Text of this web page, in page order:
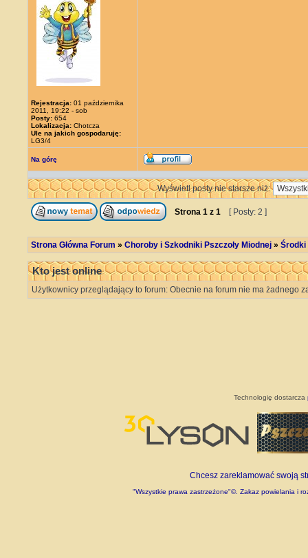
Rejestracja: 01 października
2011, 19:22 - sob
Posty: 654
Lokalizacja: Chotcza
Ule na jakich gospodaruję:
LG3/4
Na górę
Wyświetl posty nie starsze niż:
Strona 1 z 1 [ Posty: 2 ]
Strona Główna Forum » Choroby i Szkodniki Pszczoły Miodnej » Środki
Kto jest online
Użytkownicy przeglądający to forum: Obecnie na forum nie ma żadnego
Technologię dostarcza
Chcesz zareklamować swoją
"Wszystkie prawa zastrzeżone"©. Zakaz powielania i